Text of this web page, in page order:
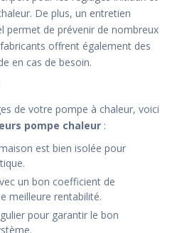
De plus, un entretien
permet de prévenir de nombreux
offrent également des
en cas de besoin.
de votre pompe à chaleur, voici
pompe chaleur :
est bien isolée pour
un bon coefficient de
meilleure rentabilité.
pour garantir le bon